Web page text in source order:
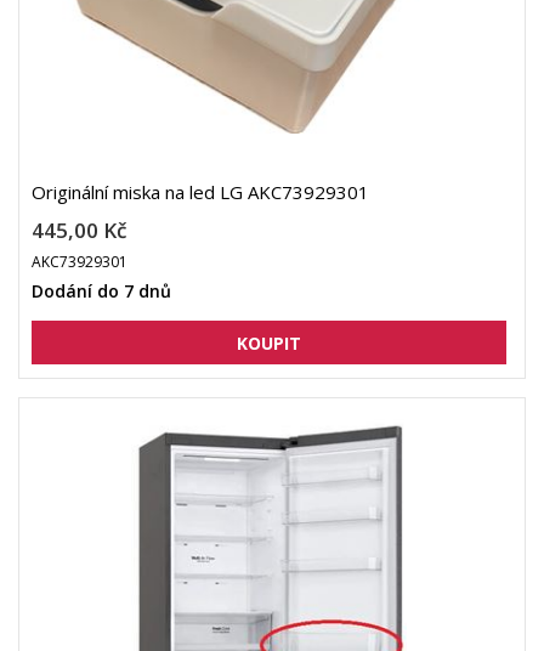
Originální miska na led LG AKC73929301
445,00 Kč
AKC73929301
Dodání do 7 dnů